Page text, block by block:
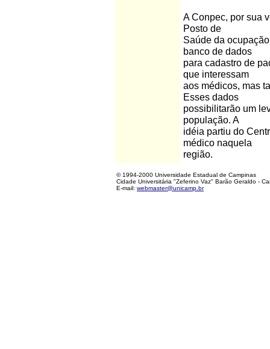
A Conpec, por sua
Posto de
Saúde da
banco de dados
para cadastro de
que interessam
aos médicos, mas
Esses dados
possibilitarão um
população. A
idéia partiu do
médico naquela
região.
© 1994-2000 Universidade Estadual de Campinas
Cidade Universitária "Zeferino Vaz" Barão Geraldo -
E-mail: webmaster@unicamp.br